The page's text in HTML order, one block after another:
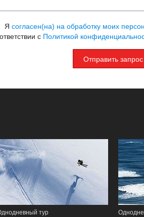
Я согласен(на) на обработку моих
с Политикой
Отправить запрос
тур